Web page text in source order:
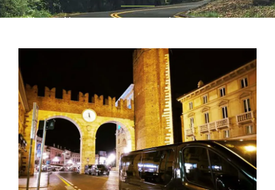
Home Navette estive per singoli o gruppi di turisti